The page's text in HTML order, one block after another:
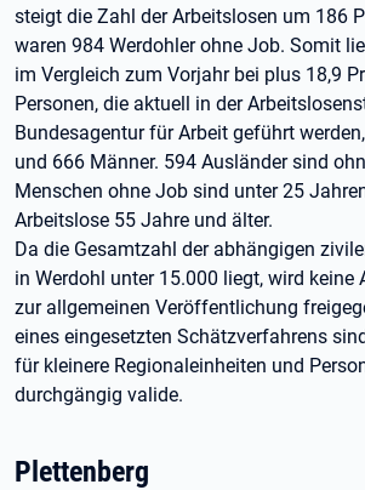
steigt die Zahl der Arbeitslosen um 186
waren 984 Werdohler ohne Job. Somit
im Vergleich zum Vorjahr bei plus 18,9
Personen, die aktuell in der
Bundesagentur für Arbeit geführt
und 666 Männer. 594 Ausländer sind
Menschen ohne Job sind unter 25
Arbeitslose 55 Jahre und älter.
Da die Gesamtzahl der abhängigen
in Werdohl unter 15.000 liegt, wird keine
zur allgemeinen Veröffentlichung
eines eingesetzten Schätzverfahrens
für kleinere Regionaleinheiten und
durchgängig valide.
Plettenberg